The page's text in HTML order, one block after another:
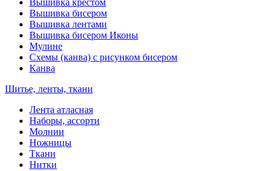
Вышивка крестом
Вышивка бисером
Вышивка лентами
Вышивка бисером Иконы
Мулине
Схемы (канва) с рисунком бисером
Канва
Шитье, ленты, ткани
Лента атласная
Наборы, ассорти
Молнии
Ножницы
Ткани
Нитки